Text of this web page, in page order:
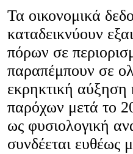
Τα οικονομικά
καταδεικνύουν
πόρων σε
παραπέμπουν σε
εκρηκτική αύξηση
παρόχων μετά το
ως φυσιολογική
συνδέεται ευθέως